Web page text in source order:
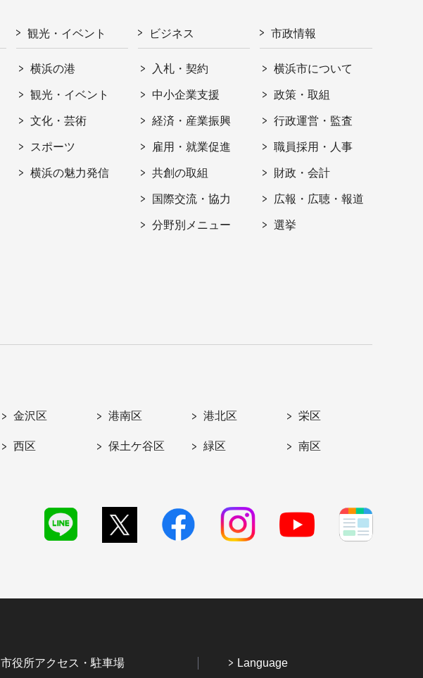
観光・イベント
横浜の港
観光・イベント
文化・芸術
スポーツ
横浜の魅力発信
ビジネス
入札・契約
中小企業支援
経済・産業振興
雇用・就業促進
共創の取組
国際交流・協力
分野別メニュー
市政情報
横浜市について
政策・取組
行政運営・監査
職員採用・人事
財政・会計
広報・広聴・報道
選挙
金沢区 港南区 港北区 栄区
西区 保土ケ谷区 緑区 南区
市役所アクセス・駐車場 Language